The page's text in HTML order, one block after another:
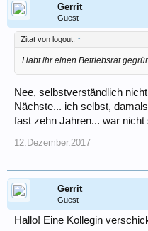
Gerrit
Guest
Zitat von logout: ↑
Habt ihr einen Betriebsrat
Nee, selbstverständlich
Nächste... ich selbst,
fast zehn Jahren... war nicht
12.Dezember.2017
Gerrit
Guest
Hallo! Eine Kollegin